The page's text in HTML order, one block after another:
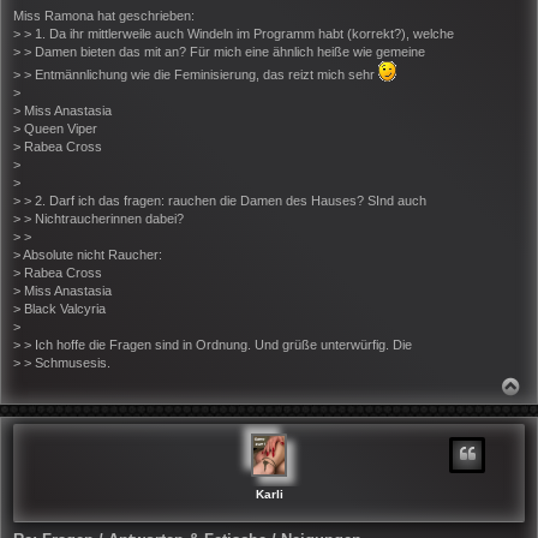
Miss Ramona hat geschrieben:
> > 1. Da ihr mittlerweile auch Windeln im Programm habt (korrekt?), welche
> > Damen bieten das mit an? Für mich eine ähnlich heiße wie gemeine
> > Entmännlichung wie die Feminisierung, das reizt mich sehr
>
> Miss Anastasia
> Queen Viper
> Rabea Cross
>
>
> > 2. Darf ich das fragen: rauchen die Damen des Hauses? SInd auch
> > Nichtraucherinnen dabei?
> >
> Absolute nicht Raucher:
> Rabea Cross
> Miss Anastasia
> Black Valcyria
>
> > Ich hoffe die Fragen sind in Ordnung. Und grüße unterwürfig. Die
> > Schmusesis.
C
Karli